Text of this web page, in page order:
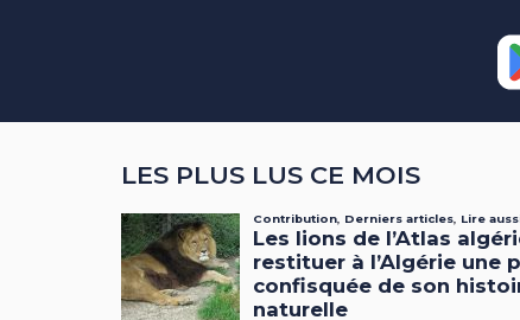
LES PLUS LUS CE MOIS